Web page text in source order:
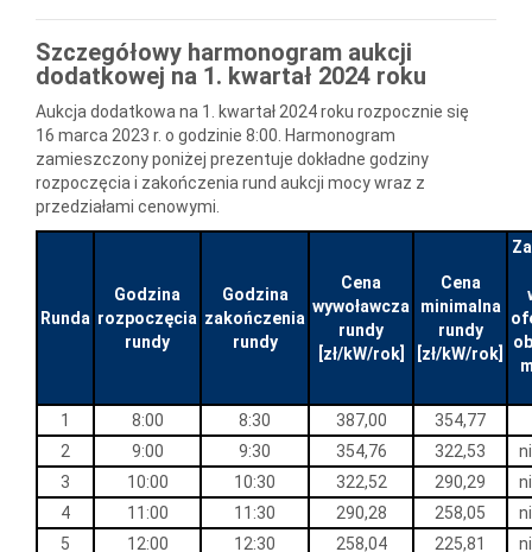
Szczegółowy harmonogram aukcji
dodatkowej na 1. kwartał 2024 roku
Aukcja dodatkowa na 1. kwartał 2024 roku rozpocznie się
16 marca 2023 r. o godzinie 8:00. Harmonogram
zamieszczony poniżej prezentuje dokładne godziny
rozpoczęcia i zakończenia rund aukcji mocy wraz z
przedziałami cenowymi.
Runda
Godzina
rozpoczęcia
rundy
Godzina
zakończenia
rundy
Cena
wywoławcza
rundy
[zł/kW/rok]
Cena
minimalna
rundy
[zł/kW/rok]
1 8:00 8:30 387,00
354,77
2
9:00 9:30 354,76 322,53
3
10:00 10:30 322,52 290,29
4
11:00 11:30 290,28 258,05
5
12:00 12:30 258,04 225,81